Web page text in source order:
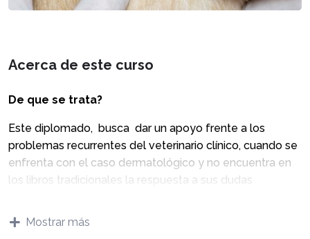
Acerca de este curso
De que se trata?
Este diplomado, busca dar un apoyo frente a los
problemas recurrentes del veterinario clínico, cuando se
enfrenta con el caso dermatológico y no encuentra en
los libros tradicionales la respuesta a sus dudas
mayoría de las patologías cutáneas, cualquiera sea su
etiología, se presentan de forma muy similar. A través
Mostrar más